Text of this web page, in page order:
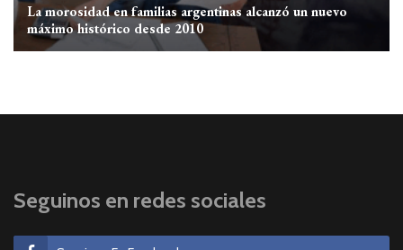
La morosidad en familias argentinas alcanzó un nuevo
máximo histórico desde 2010
Seguinos en redes sociales